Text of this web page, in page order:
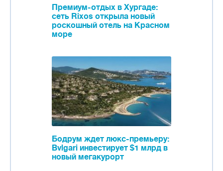
Премиум-отдых в Хургаде:
сеть Rixos открыла новый
роскошный отель на Красном
море
Бодрум ждет люкс-премьеру:
Bvlgari инвестирует $1 млрд в
новый мегакурорт